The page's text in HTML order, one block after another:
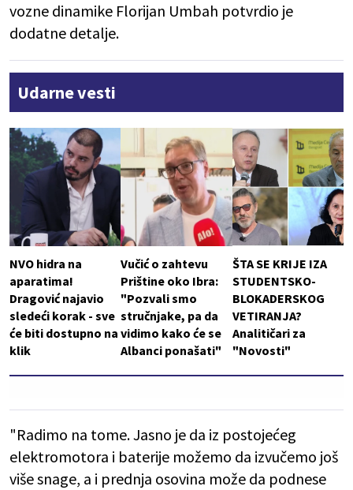
vozne dinamike Florijan Umbah potvrdio je
dodatne detalje.
Udarne vesti
NVO hidra na
aparatima!
Dragović najavio
sledeći korak - sve
će biti dostupno na
klik
Vučić o zahtevu
Prištine oko Ibra:
"Pozvali smo
stručnjake, pa da
vidimo kako će se
Albanci ponašati"
ŠTA SE KRIJE IZA
STUDENTSKO-
BLOKADERSKOG
VETIRANJA?
Analitičari za
"Novosti"
"Radimo na tome. Jasno je da iz postojećeg
elektromotora i baterije možemo da izvučemo još
više snage, a i prednja osovina može da podnese